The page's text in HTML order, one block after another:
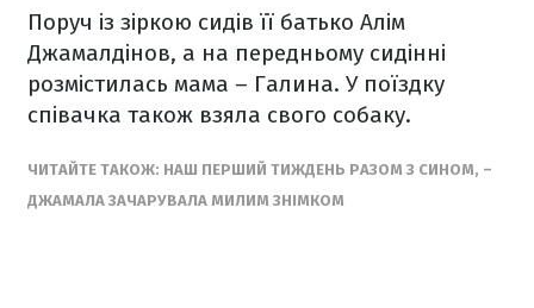
Поруч із зіркою сидів її батько Алім
Джамалдінов, а на передньому сидінні
розмістилась мама – Галина. У поїздку
співачка також взяла свого собаку.
ЧИТАЙТЕ ТАКОЖ: НАШ ПЕРШИЙ ТИЖДЕНЬ РАЗОМ З СИНОМ, –
ДЖАМАЛА ЗАЧАРУВАЛА МИЛИМ ЗНІМКОМ